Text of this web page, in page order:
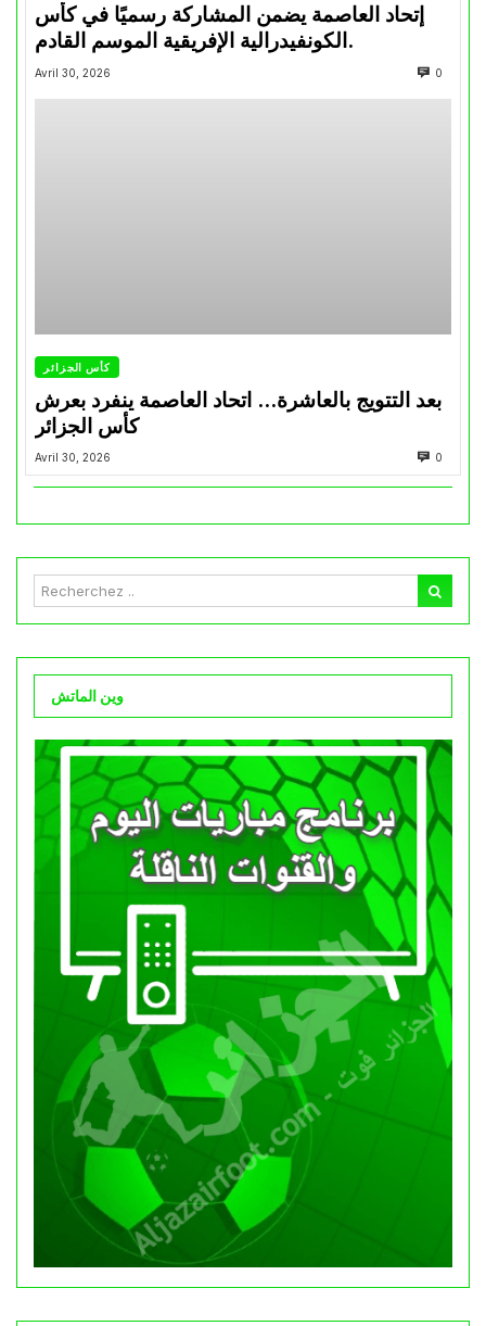
إتحاد العاصمة يضمن المشاركة رسميًا في كأس
الكونفيدرالية الإفريقية الموسم القادم.
Avril 30, 2026 0
كأس الجزائر
بعد التتويج بالعاشرة… اتحاد العاصمة ينفرد بعرش
كأس الجزائر
Avril 30, 2026 0
وين الماتش